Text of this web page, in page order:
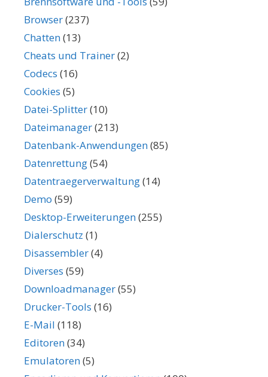
Browser(237)
Chatten(13)
Cheats und Trainer(2)
Codecs (16)
Cookies (5)
Datei-Splitter(10)
Dateimanager(213)
Datenbank-Anwendungen(85)
Datenrettung(54)
Datentraegerverwaltung(14)
Demo (59)
Desktop-Erweiterungen(255)
Dialerschutz (1)
Disassembler(4)
Diverses (59)
Downloadmanager(55)
Drucker-Tools (16)
E-Mail (118)
Editoren(34)
Emulatoren(5)